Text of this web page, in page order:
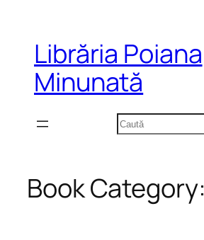
conținutLibrăria Poiana
Minunată
Caută
Book Category: